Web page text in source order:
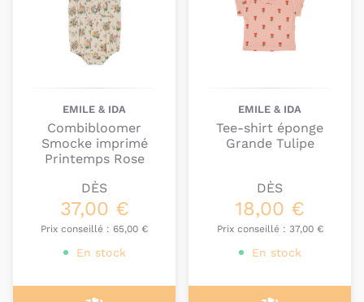
EMILE & IDA
Combibloomer
Smocke imprimé
Printemps Rose
DÈS
37,00 €
Prix conseillé : 65,00 €
En stock
EMILE & IDA
Tee-shirt éponge
Grande Tulipe
DÈS
18,00 €
Prix conseillé : 37,00 €
En stock